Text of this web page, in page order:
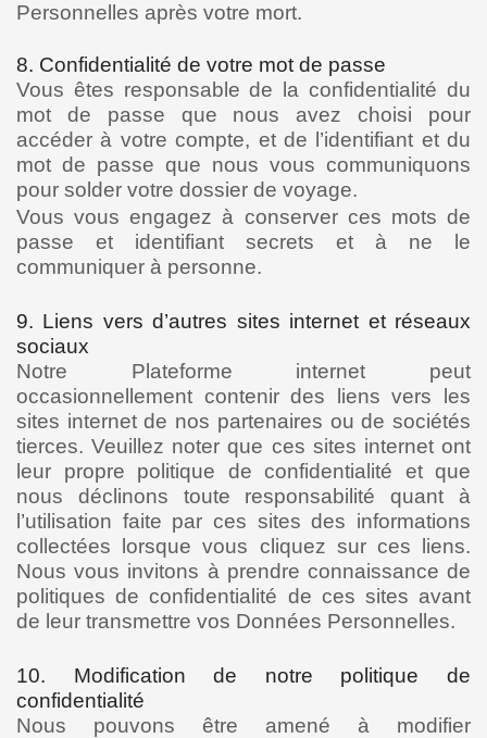
Personnelles après votre mort.
8. Confidentialité de votre mot de passe
Vous êtes responsable de la confidentialité du
mot de passe que nous avez choisi pour
accéder à votre compte, et de l’identifiant et du
mot de passe que nous vous communiquons
pour solder votre dossier de voyage.
Vous vous engagez à conserver ces mots de
passe et identifiant secrets et à ne le
communiquer à personne.
9. Liens vers d’autres sites internet et réseaux
sociaux
Notre Plateforme internet peut
occasionnellement contenir des liens vers les
sites internet de nos partenaires ou de sociétés
tierces. Veuillez noter que ces sites internet ont
leur propre politique de confidentialité et que
nous déclinons toute responsabilité quant à
l’utilisation faite par ces sites des informations
collectées lorsque vous cliquez sur ces liens.
Nous vous invitons à prendre connaissance de
politiques de confidentialité de ces sites avant
de leur transmettre vos Données Personnelles.
10. Modification de notre politique de
confidentialité
Nous pouvons être amené à modifier